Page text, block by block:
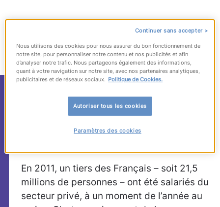
Salariés de France : la
réalité du travail en 4
instantanés
En 2011, un tiers des Français – soit 21,5
millions de personnes – ont été salariés du
secteur privé, à un moment de l’année au
Continuer sans accepter >
Nous utilisons des cookies pour nous assurer du bon fonctionnement de
notre site, pour personnaliser notre contenu et nos publicités et afin
d’analyser notre trafic. Nous partageons également des informations,
quant à votre navigation sur notre site, avec nos partenaires analytiques,
publicitaires et de réseaux sociaux. Politique de Cookies.
Autoriser tous les cookies
Paramètres des cookies